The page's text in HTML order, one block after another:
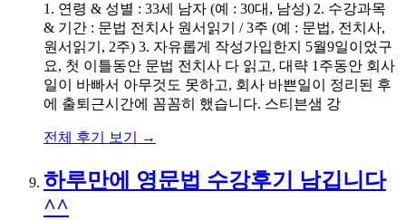
1. 연령 & 성별 : 33세 남자 (예 : 30대, 남성) 2. 수강과목
& 기간 : 문법 전치사 원서읽기 / 3주 (예 : 문법, 전치사,
원서읽기, 2주) 3. 자유롭게 작성가입한지 5월9일이었구
요, 첫 이틀동안 문법 전치사 다 읽고, 대략 1주동안 회사
일이 바빠서 아무것도 못하고, 회사 바쁜일이 정리된 후
에 출퇴근시간에 꼼꼼히 했습니다. 스티븐샘 강
전체 후기 보기 →
하루만에 영문법 수강후기 남깁니다
^^